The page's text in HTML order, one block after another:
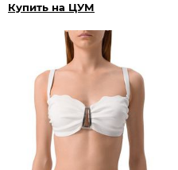
Купить на ЦУМ